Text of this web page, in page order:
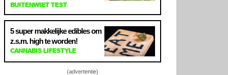
BUITENWIET TEST
5 super makkelijke edibles om
z.s.m. high te worden!
CANNABIS LIFESTYLE
(advertentie)